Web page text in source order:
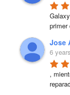
primer
Jose
6
,